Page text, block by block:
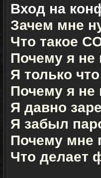
Вход на
Зачем мне
Что такое
Почему я не
Я только
Почему я не
Я давно
Я забыл
Почему мне
Что делает